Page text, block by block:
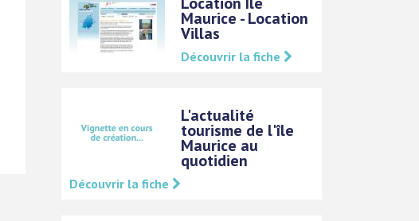
Maurice - Location
Villas
Découvrir la fiche
L'actualité
tourisme de l'île
Maurice au
quotidien
Découvrir la fiche